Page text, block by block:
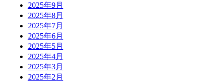
2025年9月
2025年8月
2025年7月
2025年6月
2025年5月
2025年4月
2025年3月
2025年2月